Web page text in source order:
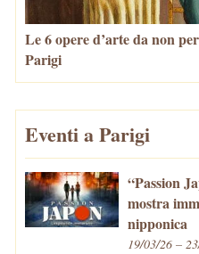
Le 6 opere d’arte da non
Parigi
Eventi a Parigi
“Passion
mostra
nipponica
19/03/26 –